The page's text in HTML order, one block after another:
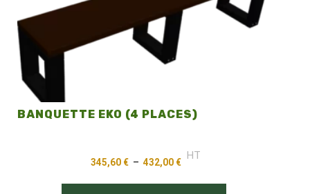
BANQUETTE EKO (4 PLACES)
345,60 € – 432,00 €
HT